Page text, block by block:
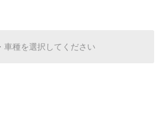
車種を選択してください